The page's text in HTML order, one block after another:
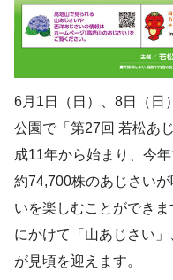
6月1日（日）、8日（日
公園で「第27回 若松あ
成11年から始まり、今
約74,700株のあじさい
いを楽しむことができ
にかけて「山あじさい」
が見頃を迎えます。